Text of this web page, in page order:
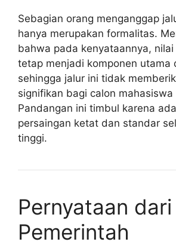
Sebagian orang menganggap
hanya merupakan formalitas.
bahwa pada kenyataannya,
tetap menjadi komponen utama
sehingga jalur ini tidak
signifikan bagi calon mahasiswa
Pandangan ini timbul karena
persaingan ketat dan standar
tinggi.
Pernyataan dari
Pemerintah